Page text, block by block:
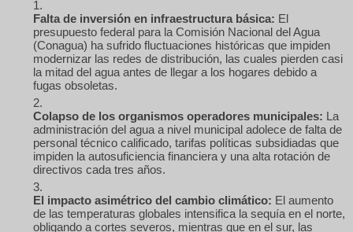
Falta de inversión en infraestructura básica: El
presupuesto federal para la Comisión Nacional del Agua
(Conagua) ha sufrido fluctuaciones históricas que impiden
modernizar las redes de distribución, las cuales pierden casi
la mitad del agua antes de llegar a los hogares debido a
fugas obsoletas.
Colapso de los organismos operadores municipales: La
administración del agua a nivel municipal adolece de falta de
personal técnico calificado, tarifas políticas subsidiadas que
impiden la autosuficiencia financiera y una alta rotación de
directivos cada tres años.
El impacto asimétrico del cambio climático: El aumento
de las temperaturas globales intensifica la sequía en el norte,
obligando a cortes severos, mientras que en el sur, las